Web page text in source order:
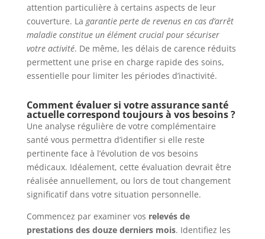
attention particulière à certains aspects de leur
couverture. La garantie perte de revenus en cas d’arrêt
maladie constitue un élément crucial pour sécuriser
votre activité. De même, les délais de carence réduits
permettent une prise en charge rapide des soins,
essentielle pour limiter les périodes d’inactivité.
Comment évaluer si votre assurance santé
actuelle correspond toujours à vos besoins ?
Une analyse régulière de votre complémentaire
santé vous permettra d’identifier si elle reste
pertinente face à l’évolution de vos besoins
médicaux. Idéalement, cette évaluation devrait être
réalisée annuellement, ou lors de tout changement
significatif dans votre situation personnelle.
Commencez par examiner vos relevés de
prestations des douze derniers mois. Identifiez les